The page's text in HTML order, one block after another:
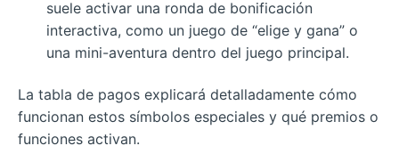
suele activar una ronda de bonificación
interactiva, como un juego de “elige y gana” o
una mini-aventura dentro del juego principal.
La tabla de pagos explicará detalladamente cómo
funcionan estos símbolos especiales y qué premios o
funciones activan.